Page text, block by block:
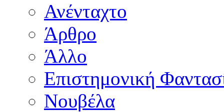
Ανένταχτο
Άρθρο
Άλλο
Επιστημονική
Νουβέλα